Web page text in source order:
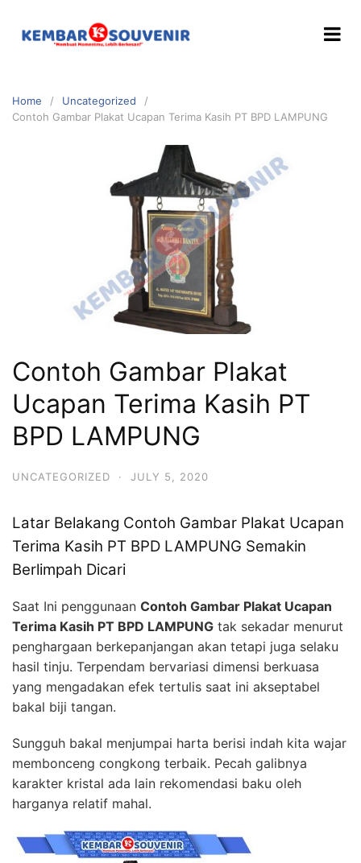
Home
Uncategorized
Contoh Gambar Plakat Ucapan Terima Kasih PT BPD LAMPUNG
Contoh Gambar Plakat
Ucapan Terima Kasih PT
BPD LAMPUNG
UNCATEGORIZED · JULY 5, 2020
Latar Belakang Contoh Gambar Plakat Ucapan
Terima Kasih PT BPD LAMPUNG Semakin
Berlimpah Dicari
Saat Ini penggunaan Contoh Gambar Plakat Ucapan
Terima Kasih PT BPD LAMPUNG tak sekadar menurut
penghargaan berkepanjangan akan tetapi juga selaku
hasil tinju. Terpendam bervariasi dimensi berkuasa
yang mengadakan efek tertulis saat ini akseptabel
bakal biji tangan.
Sungguh bakal menjumpai harta berisi indah kita wajar
membonceng congkong terbaik. Pecah galibnya
karakter kristal ada lain rekomendasi baku oleh
harganya relatif mahal.